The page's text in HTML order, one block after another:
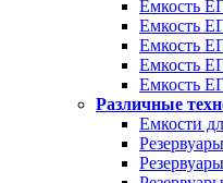
Емкость
Емкость
Емкость
Емкость
Емкость
Различные
Емкости